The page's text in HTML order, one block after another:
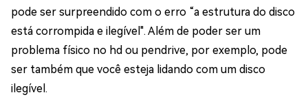
pode ser surpreendido com o erro “a estrutura do disco
está corrompida e ilegível". Além de poder ser um
problema físico no hd ou pendrive, por exemplo, pode
ser também que você esteja lidando com um disco
ilegível.